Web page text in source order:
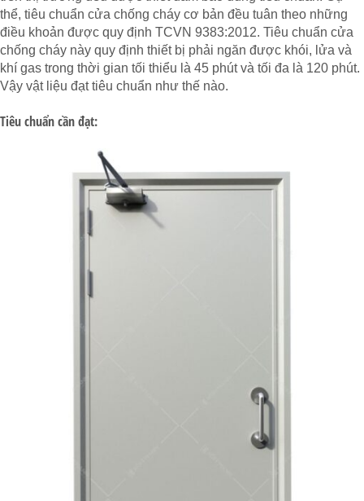
thể, tiêu chuẩn cửa chống cháy cơ bản đều tuân theo những
điều khoản được quy định TCVN 9383:2012. Tiêu chuẩn cửa
chống cháy này quy định thiết bị phải ngăn được khói, lửa và
khí gas trong thời gian tối thiểu là 45 phút và tối đa là 120 phút.
Vậy vật liệu đạt tiêu chuẩn như thế nào.
Tiêu chuẩn cần đạt: